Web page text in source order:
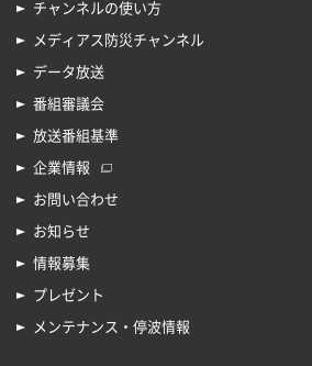
チャンネルの使い方
メディアス防災チャンネル
データ放送
番組審議会
放送番組基準
企業情報
お問い合わせ
お知らせ
情報募集
プレゼント
メンテナンス・停波情報